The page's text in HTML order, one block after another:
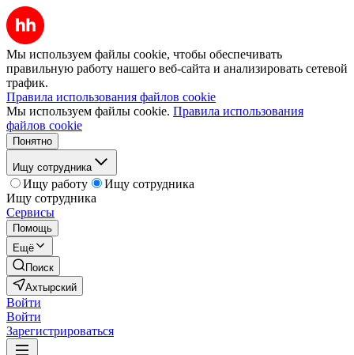
Мы используем файлы cookie, чтобы обеспечивать
правильную работу нашего веб-сайта и анализировать сетевой
трафик.
Правила использования файлов cookie
Мы используем файлы cookie. Правила использования
файлов cookie
Понятно
Ищу сотрудника
Ищу работу
Ищу сотрудника
Ищу сотрудника
Сервисы
Помощь
Ещё
Поиск
Ахтырский
Войти
Войти
Зарегистрироваться